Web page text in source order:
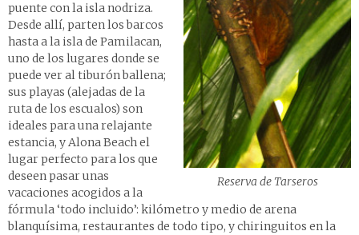
Reserva de Tarseros
puente con la isla nodriza.
Desde allí, parten los barcos
hasta a la isla de Pamilacan,
uno de los lugares donde se
puede ver al tiburón ballena;
sus playas (alejadas de la
ruta de los escualos) son
ideales para una relajante
estancia, y Alona Beach el
lugar perfecto para los que
deseen pasar unas
vacaciones acogidos a la
fórmula ‘todo incluido’: kilómetro y medio de arena
blanquísima, restaurantes de todo tipo, y chiringuitos en la